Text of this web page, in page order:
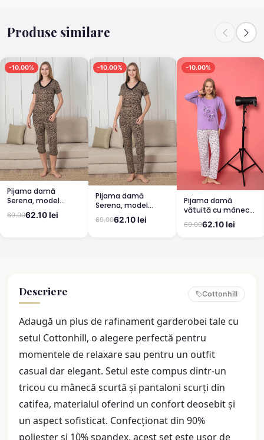
Produse similare
-10.00%
Pijama damă
Serena, model
leopard, mânecă
scurtă, pantaloni
69.0062.10 lei
-10.00%
Pijama damă
Serena, model
leopard, mânecă
scurtă, pantaloni
69.0062.10 lei
-10.00%
Pijama damă
vătuită cu mânecă
lungă și pantaloni
lungi din bumbac,
69.0062.10 lei
Descriere Cottonhill
Adaugă un plus de rafinament garderobei tale cu
setul Cottonhill, o alegere perfectă pentru
momentele de relaxare sau pentru un outfit
casual dar elegant. Setul este compus dintr-un
tricou cu mânecă scurtă și pantaloni scurți din
catifea, materialul oferind un confort deosebit și
un aspect sofisticat. Confecționat din 90%
poliester și 10% spandex, acest set este ușor de